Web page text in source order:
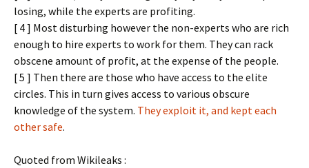
losing, while the experts are profiting.
[ 4 ] Most disturbing however the non-experts who are rich
enough to hire experts to work for them. They can rack
obscene amount of profit, at the expense of the people.
[ 5 ] Then there are those who have access to the elite
circles. This in turn gives access to various obscure
knowledge of the system. They exploit it, and kept each
other safe.
Quoted from Wikileaks :